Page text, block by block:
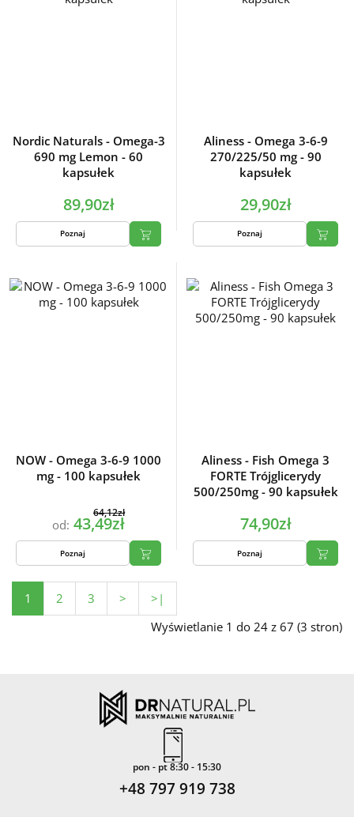
Nordic Naturals - Omega-3
690 mg Lemon - 60
kapsułek
89,90zł
Poznaj
Aliness - Omega 3-6-9
270/225/50 mg - 90
kapsułek
29,90zł
Poznaj
NOW - Omega 3-6-9 1000
mg - 100 kapsułek
od:
64,12zł
43,49zł
Poznaj
Aliness - Fish Omega 3
FORTE Trójglicerydy
500/250mg - 90 kapsułek
74,90zł
Poznaj
1 2 3 >
>|
Wyświetlanie 1 do 24 z 67 (3 stron)
pon - pt 8:30 - 15:30
+48 797 919 738